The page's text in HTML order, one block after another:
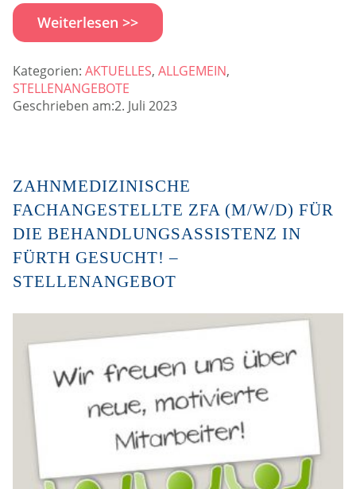
Weiterlesen >>
Kategorien: AKTUELLES, ALLGEMEIN,
STELLENANGEBOTE
Geschrieben am:2. Juli 2023
ZAHNMEDIZINISCHE
FACHANGESTELLTE ZFA (M/W/D) FÜR
DIE BEHANDLUNGSASSISTENZ IN
FÜRTH GESUCHT! –
STELLENANGEBOT